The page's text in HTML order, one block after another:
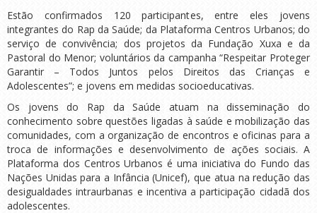
Estão confirmados 120 participantes, entre eles jovens
integrantes do Rap da Saúde; da Plataforma Centros Urbanos; do
serviço de convivência; dos projetos da Fundação Xuxa e da
Pastoral do Menor; voluntários da campanha “Respeitar Proteger
Garantir – Todos Juntos pelos Direitos das Crianças e
Adolescentes”; e jovens em medidas socioeducativas.
Os jovens do Rap da Saúde atuam na disseminação do
conhecimento sobre questões ligadas à saúde e mobilização das
comunidades, com a organização de encontros e oficinas para a
troca de informações e desenvolvimento de ações sociais. A
Plataforma dos Centros Urbanos é uma iniciativa do Fundo das
Nações Unidas para a Infância (Unicef), que atua na redução das
desigualdades intraurbanas e incentiva a participação cidadã dos
adolescentes.